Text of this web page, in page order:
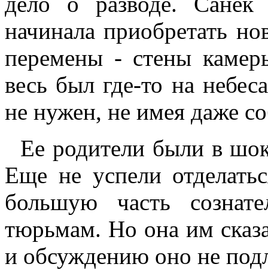
начинала приобретать
перемены - стены
весь был где-то на
не нужен, не имея даже
Ее родители были в
Еще не успели
большую часть
тюрьмам. Но она им
и обсуждению оно не